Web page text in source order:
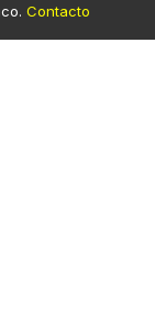
Contacto